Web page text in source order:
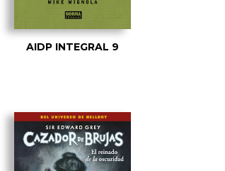
AIDP INTEGRAL 9